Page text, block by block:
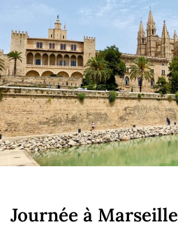
Journée à Marseille